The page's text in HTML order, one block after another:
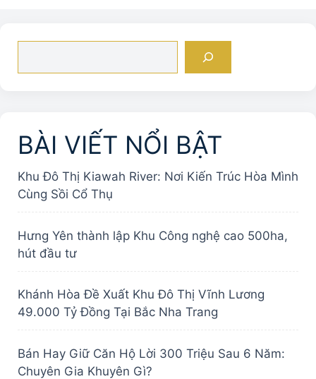
BÀI VIẾT NỔI BẬT
Khu Đô Thị Kiawah River: Nơi Kiến Trúc Hòa Mình
Cùng Sồi Cổ Thụ
Hưng Yên thành lập Khu Công nghệ cao 500ha,
hút đầu tư
Khánh Hòa Đề Xuất Khu Đô Thị Vĩnh Lương
49.000 Tỷ Đồng Tại Bắc Nha Trang
Bán Hay Giữ Căn Hộ Lời 300 Triệu Sau 6 Năm:
Chuyên Gia Khuyên Gì?